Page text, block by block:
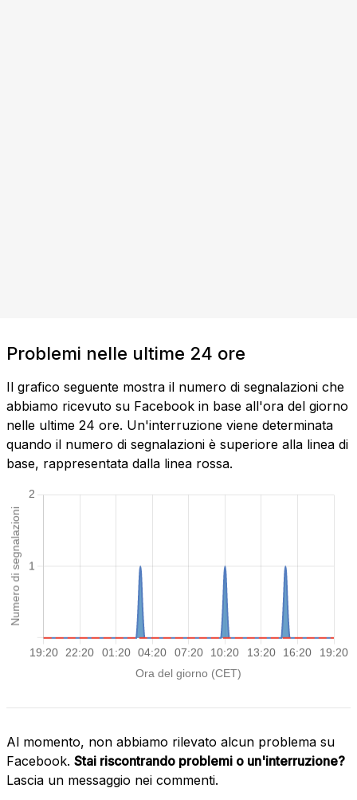
Problemi nelle ultime 24 ore
Il grafico seguente mostra il numero di segnalazioni che
abbiamo ricevuto su Facebook in base all'ora del giorno
nelle ultime 24 ore. Un'interruzione viene determinata
quando il numero di segnalazioni è superiore alla linea di
base, rappresentata dalla linea rossa.
Al momento, non abbiamo rilevato alcun problema su
Facebook. Stai riscontrando problemi o un'interruzione?
Lascia un messaggio nei commenti.